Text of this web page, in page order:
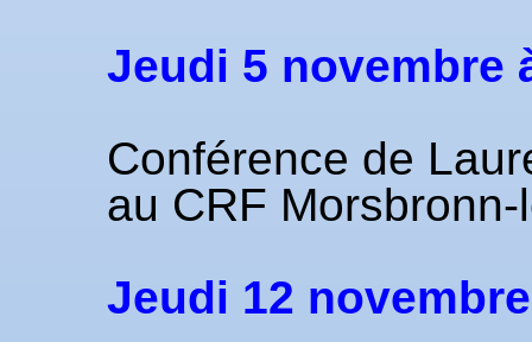
Jeudi 5 novembre
Conférence de
au CRF
Jeudi 12